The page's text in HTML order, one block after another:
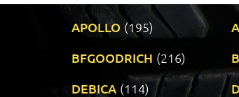
APOLLO (195)
BFGOODRICH (216)
DEBICA (114)